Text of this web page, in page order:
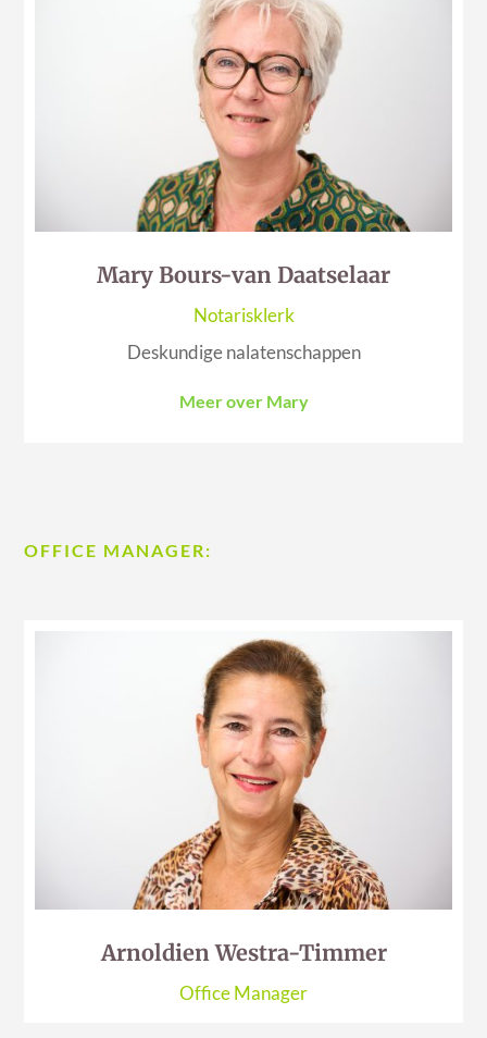
Mary Bours-van Daatselaar
Notarisklerk
Deskundige nalatenschappen
Meer over Mary
OFFICE MANAGER:
Arnoldien Westra-Timmer
Office Manager